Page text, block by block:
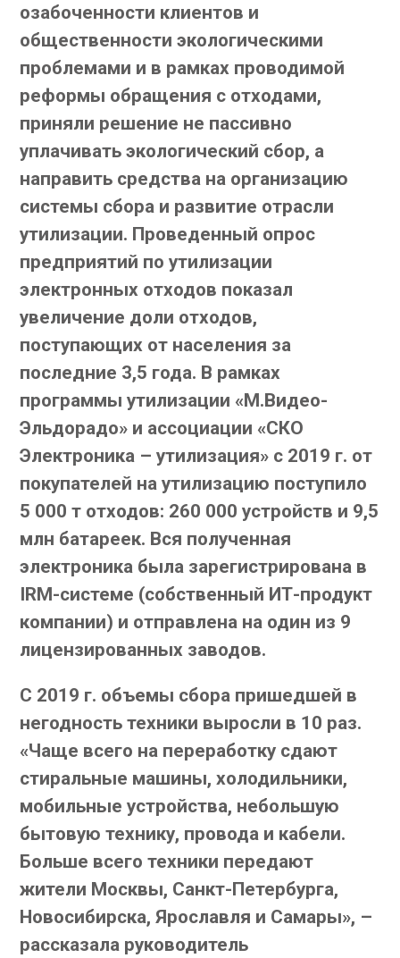
озабоченности клиентов и
общественности экологическими
проблемами и в рамках проводимой
реформы обращения с отходами,
приняли решение не пассивно
уплачивать экологический сбор, а
направить средства на организацию
системы сбора и развитие отрасли
утилизации. Проведенный опрос
предприятий по утилизации
электронных отходов показал
увеличение доли отходов,
поступающих от населения за
последние 3,5 года. В рамках
программы утилизации «М.Видео-
Эльдорадо» и ассоциации «СКО
Электроника – утилизация» с 2019 г. от
покупателей на утилизацию поступило
5 000 т отходов: 260 000 устройств и 9,5
млн батареек. Вся полученная
электроника была зарегистрирована в
IRM-системе (собственный ИТ-продукт
компании) и отправлена на один из 9
лицензированных заводов.
С 2019 г. объемы сбора пришедшей в
негодность техники выросли в 10 раз.
«Чаще всего на переработку сдают
стиральные машины, холодильники,
мобильные устройства, небольшую
бытовую технику, провода и кабели.
Больше всего техники передают
жители Москвы, Санкт-Петербурга,
Новосибирска, Ярославля и Самары», –
рассказала руководитель